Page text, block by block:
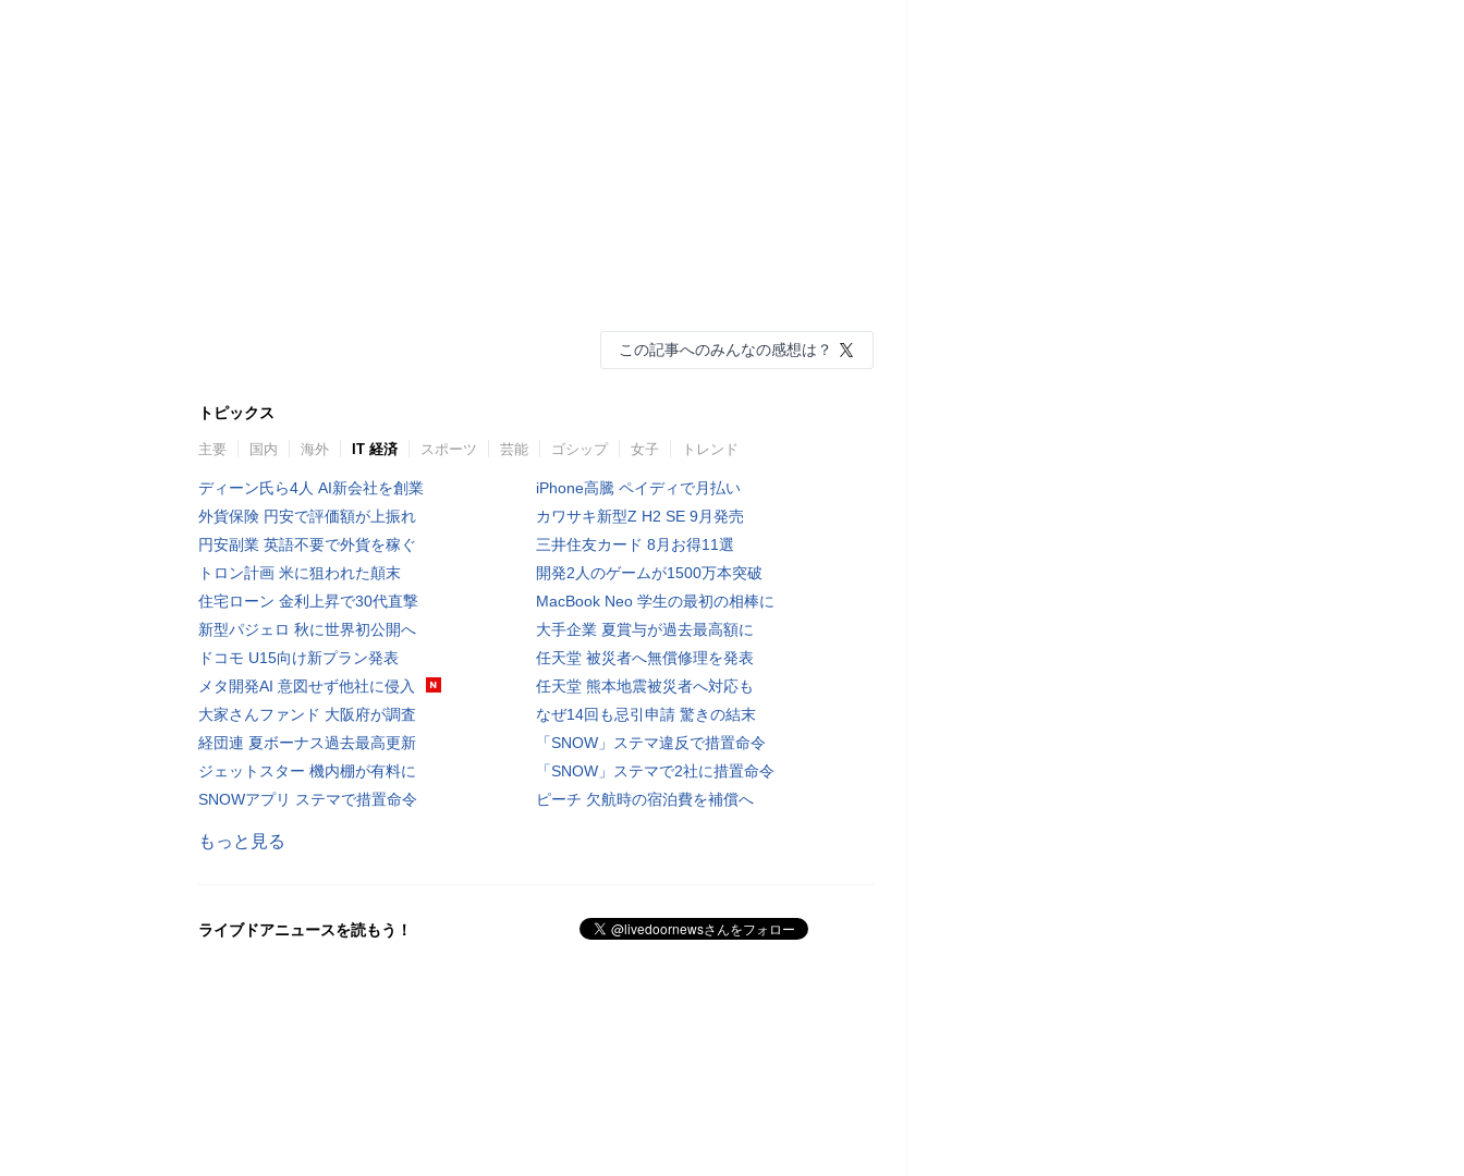
この記事へのみんなの感想は？
トピックス
主要 国内 海外 IT 経済 スポーツ 芸能 ゴシップ 女子 トレンド
ディーン氏ら4人 AI新会社を創業
外貨保険 円安で評価額が上振れ
円安副業 英語不要で外貨を稼ぐ
トロン計画 米に狙われた顛末
住宅ローン 金利上昇で30代直撃
新型パジェロ 秋に世界初公開へ
ドコモ U15向け新プラン発表
メタ開発AI 意図せず他社に侵入
大家さんファンド 大阪府が調査
経団連 夏ボーナス過去最高更新
ジェットスター 機内棚が有料に
SNOWアプリ ステマで措置命令
iPhone高騰 ペイディで月払い
カワサキ新型Z H2 SE 9月発売
三井住友カード 8月お得11選
開発2人のゲームが1500万本突破
MacBook Neo 学生の最初の相棒に
大手企業 夏賞与が過去最高額に
任天堂 被災者へ無償修理を発表
任天堂 熊本地震被災者へ対応も
なぜ14回も忌引申請 驚きの結末
「SNOW」ステマ違反で措置命令
「SNOW」ステマで2社に措置命令
ピーチ 欠航時の宿泊費を補償へ
もっと見る
ライブドアニュースを読もう！